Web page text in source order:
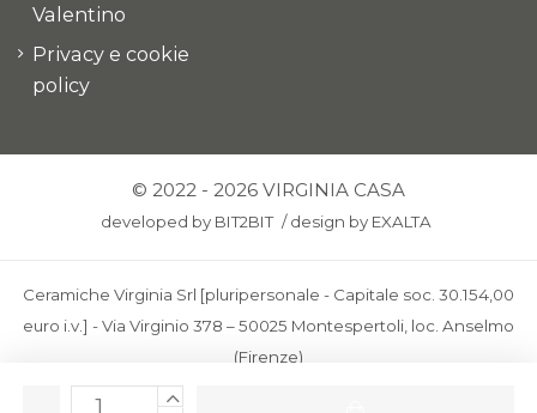
Valentino
Privacy e cookie
policy
© 2022 - 2026 VIRGINIA CASA
developed by BIT2BIT /design by EXALTA
Ceramiche Virginia Srl [pluripersonale - Capitale soc. 30.154,00
euro i.v.] - Via Virginio 378 – 50025 Montespertoli, loc. Anselmo
(Firenze)
C.F. e P.IVA: IT00436100481 - REA: FI-227733 - PEC: